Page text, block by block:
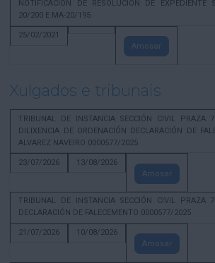
NOTIFICACION DE RESOLUCION DE EXPEDIENTE
20/200 E MA-20/195
25/02/2021
Amosar
Xulgados e tribunais
TRIBUNAL DE INSTANCIA SECCIÓN CIVIL PRAZA
DILIXENCIA DE ORDENACIÓN DECLARACIÓN DE
ALVAREZ NAVEIRO 0000577/2025
23/07/2026
13/08/2026
Amosar
TRIBUNAL DE INSTANCIA SECCIÓN CIVIL PRAZA
DECLARACIÓN DE FALECEMENTO 0000577/2025
21/07/2026
10/08/2026
Amosar